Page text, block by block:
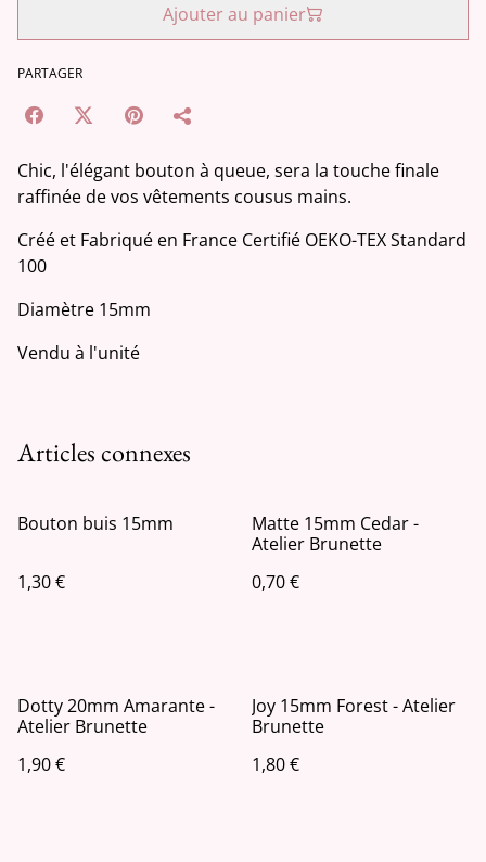
Ajouter au panier
PARTAGER
Chic, l'élégant bouton à queue, sera la touche finale
raffinée de vos vêtements cousus mains.
Créé et Fabriqué en France Certifié OEKO-TEX Standard
100
Diamètre 15mm
Vendu à l'unité
Articles connexes
Bouton buis 15mm
1,30 €
Matte 15mm Cedar -
Atelier Brunette
0,70 €
Dotty 20mm Amarante -
Atelier Brunette
1,90 €
Joy 15mm Forest - Atelier
Brunette
1,80 €